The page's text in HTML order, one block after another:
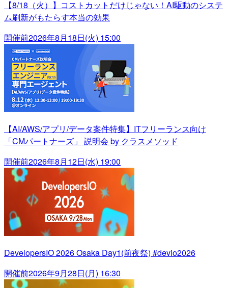
【8/18（火）】コストカットだけじゃない！AI駆動のシステ
ム刷新がもたらす本当の効果
開催前2026年8月18日(火) 15:00
【AI/AWS/アプリ/データ案件特集】ITフリーランス向け
「CMパートナーズ」 説明会 by クラスメソッド
開催前2026年8月12日(水) 19:00
DevelopersIO 2026 Osaka Day1(前夜祭) #devio2026
開催前2026年9月28日(月) 16:30